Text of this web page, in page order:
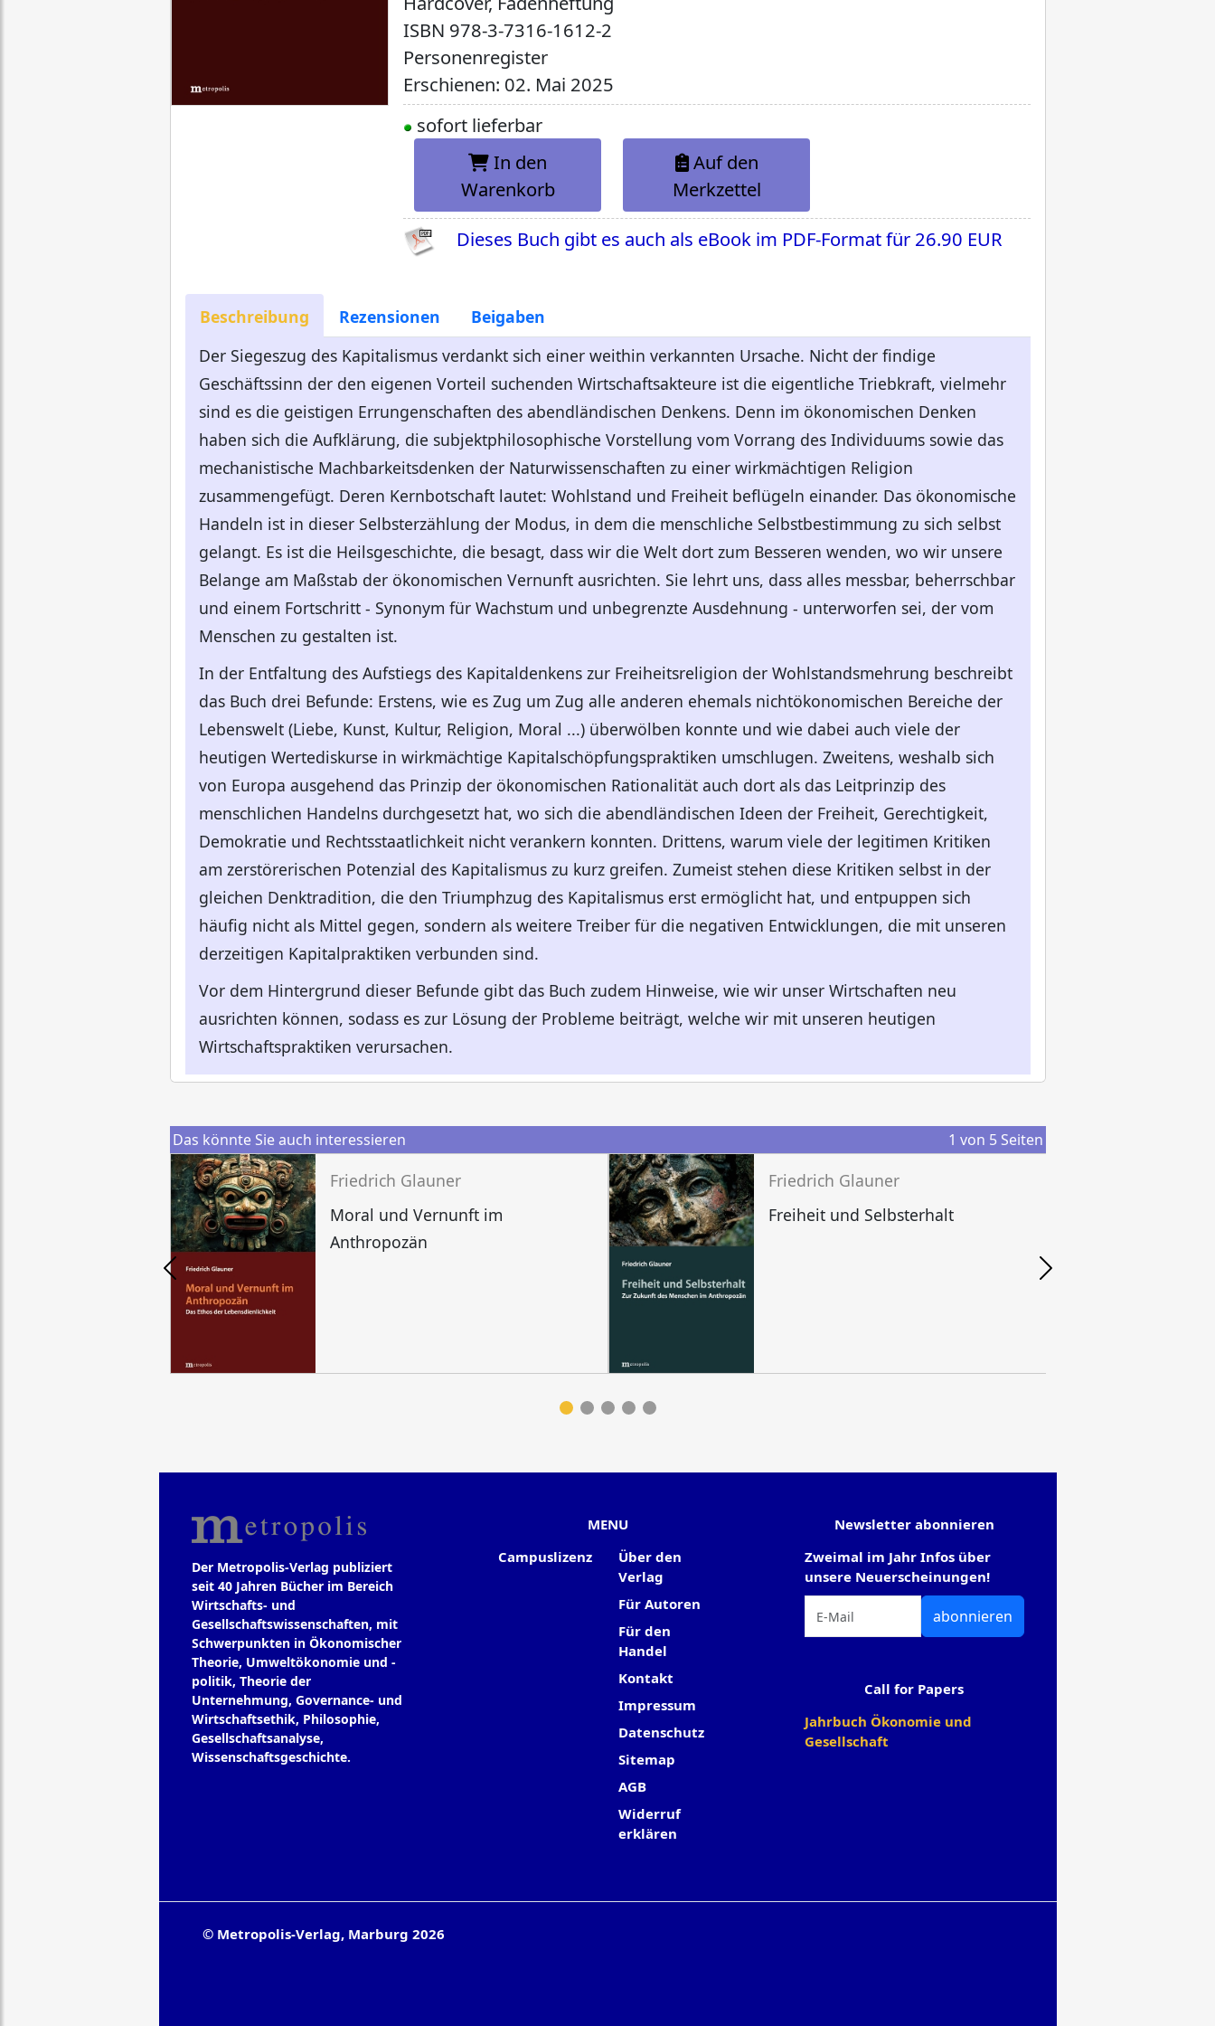
ISBN 978-3-7316-1612-2
Personenregister
Erschienen: 02. Mai 2025
sofort lieferbar
In den
Warenkorb
Auf den
Merkzettel
Dieses Buch gibt es auch als eBook im PDF-Format für 26.90 EUR
Beschreibung Rezensionen
Beigaben
Der Siegeszug des Kapitalismus verdankt sich einer weithin verkannten Ursache. Nicht der findige
Geschäftssinn der den eigenen Vorteil suchenden Wirtschaftsakteure ist die eigentliche Triebkraft, vielmehr
sind es die geistigen Errungenschaften des abendländischen Denkens. Denn im ökonomischen Denken
haben sich die Aufklärung, die subjektphilosophische Vorstellung vom Vorrang des Individuums sowie das
mechanistische Machbarkeitsdenken der Naturwissenschaften zu einer wirkmächtigen Religion
zusammengefügt. Deren Kernbotschaft lautet: Wohlstand und Freiheit beflügeln einander. Das ökonomische
Handeln ist in dieser Selbsterzählung der Modus, in dem die menschliche Selbstbestimmung zu sich selbst
gelangt. Es ist die Heilsgeschichte, die besagt, dass wir die Welt dort zum Besseren wenden, wo wir unsere
Belange am Maßstab der ökonomischen Vernunft ausrichten. Sie lehrt uns, dass alles messbar, beherrschbar
und einem Fortschritt - Synonym für Wachstum und unbegrenzte Ausdehnung - unterworfen sei, der vom
Menschen zu gestalten ist.
In der Entfaltung des Aufstiegs des Kapitaldenkens zur Freiheitsreligion der Wohlstandsmehrung beschreibt
das Buch drei Befunde: Erstens, wie es Zug um Zug alle anderen ehemals nichtökonomischen Bereiche der
Lebenswelt (Liebe, Kunst, Kultur, Religion, Moral ...) überwölben konnte und wie dabei auch viele der
heutigen Wertediskurse in wirkmächtige Kapitalschöpfungspraktiken umschlugen. Zweitens, weshalb sich
von Europa ausgehend das Prinzip der ökonomischen Rationalität auch dort als das Leitprinzip des
menschlichen Handelns durchgesetzt hat, wo sich die abendländischen Ideen der Freiheit, Gerechtigkeit,
Demokratie und Rechtsstaatlichkeit nicht verankern konnten. Drittens, warum viele der legitimen Kritiken
am zerstörerischen Potenzial des Kapitalismus zu kurz greifen. Zumeist stehen diese Kritiken selbst in der
gleichen Denktradition, die den Triumphzug des Kapitalismus erst ermöglicht hat, und entpuppen sich
häufig nicht als Mittel gegen, sondern als weitere Treiber für die negativen Entwicklungen, die mit unseren
derzeitigen Kapitalpraktiken verbunden sind.
Vor dem Hintergrund dieser Befunde gibt das Buch zudem Hinweise, wie wir unser Wirtschaften neu
ausrichten können, sodass es zur Lösung der Probleme beiträgt, welche wir mit unseren heutigen
Wirtschaftspraktiken verursachen.
Das könnte Sie auch interessieren 1 von 5Seiten
Friedrich Glauner
Moral und Vernunft im
Anthropozän
Friedrich Glauner
Freiheit und Selbsterhalt
Der Metropolis-Verlag publiziert
seit 40 Jahren Bücher im Bereich
Wirtschafts- und
Gesellschaftswissenschaften, mit
Schwerpunkten in Ökonomischer
Theorie, Umweltökonomie und -
politik, Theorie der
Unternehmung, Governance- und
Wirtschaftsethik, Philosophie,
Gesellschaftsanalyse,
Wissenschaftsgeschichte.
MENU
Campuslizenz
Über den
Verlag
Für Autoren
Für den
Handel
Kontakt
Impressum
Datenschutz
Sitemap
AGB
Widerruf
erklären
Newsletter abonnieren
Zweimal im Jahr Infos über
unsere Neuerscheinungen!
abonnieren
Call for Papers
Jahrbuch Ökonomie und
Gesellschaft
© Metropolis-Verlag, Marburg 2026